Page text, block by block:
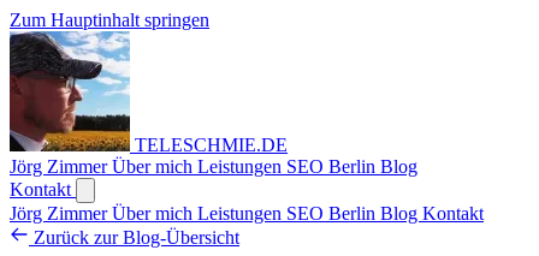
Zum Hauptinhalt springen
TELESCHMIE.DE
Jörg ZimmerÜber mich Leistungen SEO Berlin Blog
Kontakt
Jörg ZimmerÜber mich Leistungen SEO Berlin Blog Kontakt
Zurück zur Blog-Übersicht